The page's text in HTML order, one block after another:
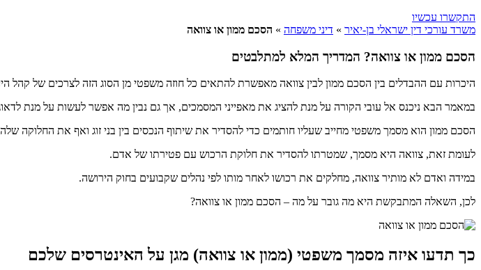
התקשרו עכשיו
משרד עורכי דין ישראלי בן-יאיר » דיני משפחה » הסכם ממון או צוואה
הסכם ממון או צוואה? המדריך המלא למתלבטים
היכרות עם ההבדלים בין הסכם ממון לבין צוואה מאפשרת להתאים כל חוזה משפטי מן הסוג הזה לצרכים של קהל
במאמר הבא ניכנס אל עובי הקורה על מנת להציג את מאפייני המסמכים, אך גם נבין מה אפשר לעשות על מנת
הסכם ממון הוא מסמך משפטי מחייב שעליו חותמים כדי להסדיר את שיתוף הנכסים בין בני זוג ואף את החלוקה
לעומת זאת, צוואה היא מסמך, שמטרתו להסדיר את חלוקת הרכוש עם פטירתו של אדם.
במידה ואדם לא מותיר צוואה, מחלקים את רכושו לאחר מותו לפי נהלים שקבועים בחוק הירושה.
לכן, השאלה המתבקשת היא מה גובר על מה – הסכם ממון או צוואה?
כך תדעו איזה מסמך משפטי (ממון או צוואה) מגן על האינטרסים שלכם